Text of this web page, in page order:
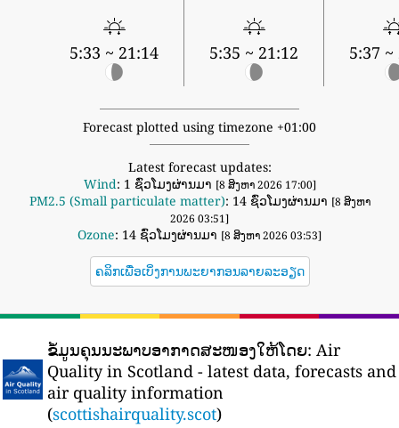
5:33 ~ 21:14 5:35 ~ 21:12 5:37 ~
Forecast plotted using timezone +01:00
Latest forecast updates:
Wind: 1 ຊົ່ວໂມງຜ່ານມາ [8 ສິງຫາ 2026 17:00]
PM2.5 (Small particulate matter): 14 ຊົ່ວໂມງຜ່ານມາ [8 ສິງຫາ
2026 03:51]
Ozone: 14 ຊົ່ວໂມງຜ່ານມາ [8 ສິງຫາ 2026 03:53]
ຄລິກເພື່ອເບິ່ງການພະຍາກອນລາຍລະອຽດ
ຂໍ້ມູນຄຸນນະພາບອາກາດສະໜອງໃຫ້ໂດຍ: Air
Quality in Scotland - latest data, forecasts and
air quality information
(scottishairquality.scot)